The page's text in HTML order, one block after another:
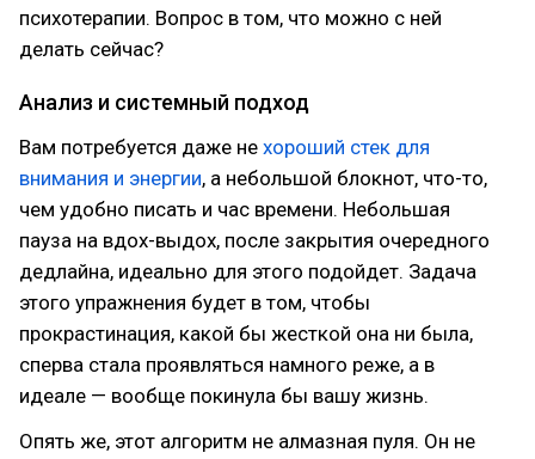
психотерапии. Вопрос в том, что можно с ней
делать сейчас?
Анализ и системный подход
Вам потребуется даже не хороший стек для
внимания и энергии, а небольшой блокнот, что-то,
чем удобно писать и час времени. Небольшая
пауза на вдох-выдох, после закрытия очередного
дедлайна, идеально для этого подойдет. Задача
этого упражнения будет в том, чтобы
прокрастинация, какой бы жесткой она ни была,
сперва стала проявляться намного реже, а в
идеале — вообще покинула бы вашу жизнь.
Опять же, этот алгоритм не алмазная пуля. Он не